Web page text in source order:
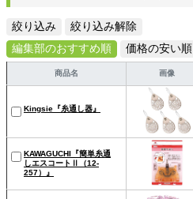
絞り込み
絞り込み解除
編集部のおすすめ順
価格の安い順
商品名 画像
Kingsie『糸通し器』
KAWAGUCHI『簡単糸通
しエスコートⅡ（12-
257）』